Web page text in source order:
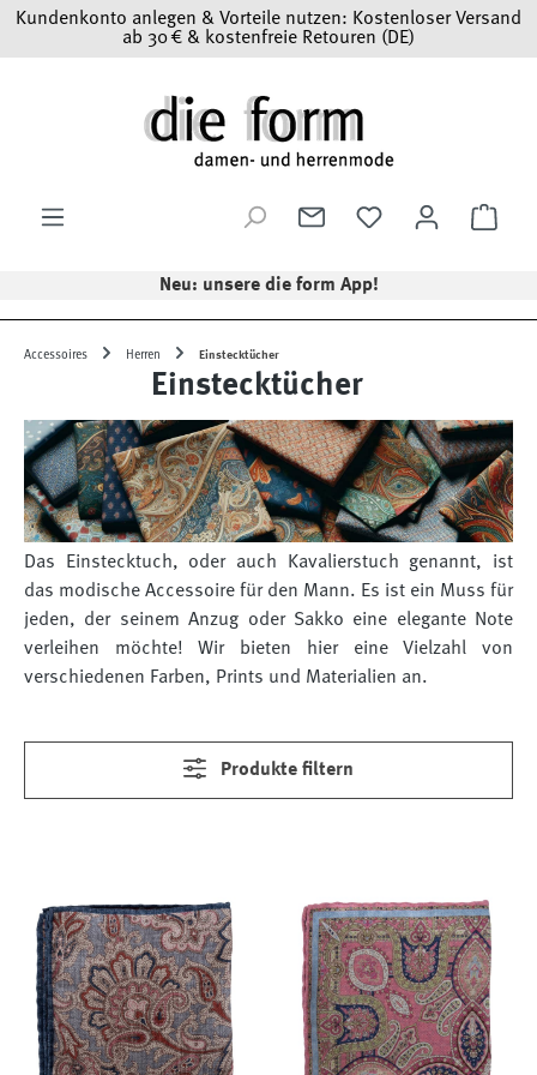
Zum Hauptinhalt springen
Kundenkonto anlegen & Vorteile nutzen: Kostenloser Versand
ab 30 € & kostenfreie Retouren (DE)
Neu: unsere die form App!
Accessoires Herren Einstecktücher
Einstecktücher
Das Einstecktuch, oder auch Kavalierstuch genannt, ist
das modische Accessoire für den Mann. Es ist ein Muss für
jeden, der seinem Anzug oder Sakko eine elegante Note
verleihen möchte! Wir bieten hier eine Vielzahl von
verschiedenen Farben, Prints und Materialien an.
Produkte filtern